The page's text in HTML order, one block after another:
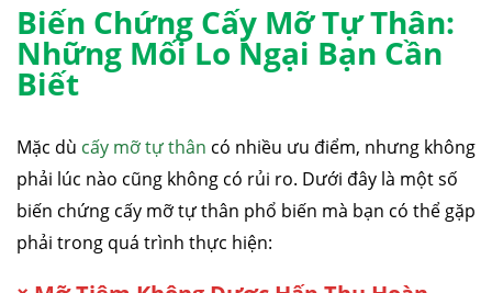
Biến Chứng Cấy Mỡ Tự Thân:
Những Mối Lo Ngại Bạn Cần
Biết
Mặc dù cấy mỡ tự thân có nhiều ưu điểm, nhưng không
phải lúc nào cũng không có rủi ro. Dưới đây là một số
biến chứng cấy mỡ tự thân phổ biến mà bạn có thể gặp
phải trong quá trình thực hiện: